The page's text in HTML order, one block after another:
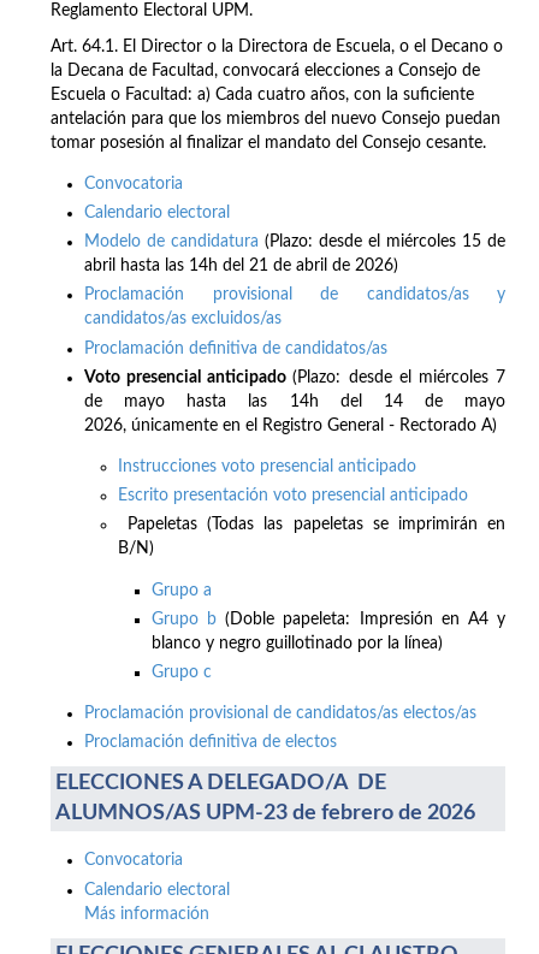
Reglamento Electoral UPM.
Art. 64.1. El Director o la Directora de Escuela, o el Decano o
la Decana de Facultad, convocará elecciones a Consejo de
Escuela o Facultad: a) Cada cuatro años, con la suficiente
antelación para que los miembros del nuevo Consejo puedan
tomar posesión al finalizar el mandato del Consejo cesante.
Convocatoria
Calendario electoral
Modelo de candidatura (Plazo: desde el miércoles 15 de
abril hasta las 14h del 21 de abril de 2026)
Proclamación provisional de candidatos/as y
candidatos/as excluidos/as
Proclamación definitiva de candidatos/as
Voto presencial anticipado(Plazo: desde el miércoles 7
de mayo hasta las 14h del 14 de mayo
2026, únicamente en el Registro General - Rectorado A)
Instrucciones voto presencial anticipado
Escrito presentación voto presencial anticipado
Papeletas (Todas las papeletas se imprimirán en
B/N)
Grupo a
Grupo b (Doble papeleta: Impresión en A4 y
blanco y negro guillotinado por la línea)
Grupo c
Proclamación provisional de candidatos/as electos/as
Proclamación definitiva de electos
ELECCIONES A DELEGADO/A DE
ALUMNOS/AS UPM-23 de febrero de 2026
Convocatoria
Calendario electoral
Más información